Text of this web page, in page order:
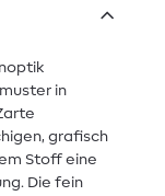
in
grafisch
Stoff eine
Die fein